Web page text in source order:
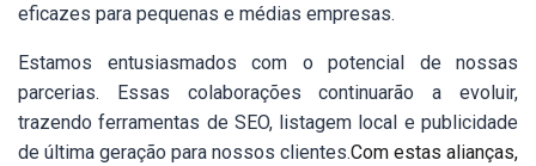
eficazes para pequenas e médias empresas.
Estamos entusiasmados com o potencial de nossas
parcerias. Essas colaborações continuarão a evoluir,
trazendo ferramentas de SEO, listagem local e publicidade
de última geração para nossos clientes.Com estas alianças,